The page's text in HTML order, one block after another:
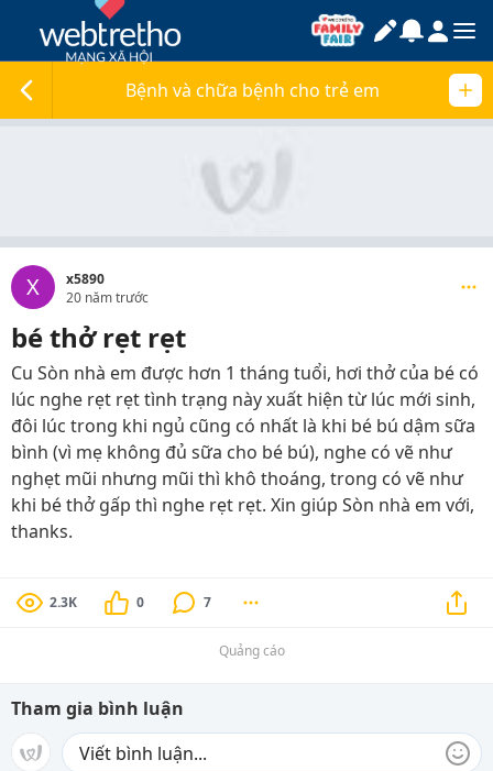
Bệnh và chữa bệnh cho trẻ em
X
x5890
20 năm trước
bé thở rẹt rẹt
Cu Sòn nhà em được hơn 1 tháng tuổi, hơi thở của bé có
lúc nghe rẹt rẹt tình trạng này xuất hiện từ lúc mới sinh,
đôi lúc trong khi ngủ cũng có nhất là khi bé bú dậm sữa
bình (vì mẹ không đủ sữa cho bé bú), nghe có vẽ như
nghẹt mũi nhưng mũi thì khô thoáng, trong có vẽ như
khi bé thở gấp thì nghe rẹt rẹt. Xin giúp Sòn nhà em với,
thanks.
2.3K 0 7
Quảng cáo
Tham gia bình luận